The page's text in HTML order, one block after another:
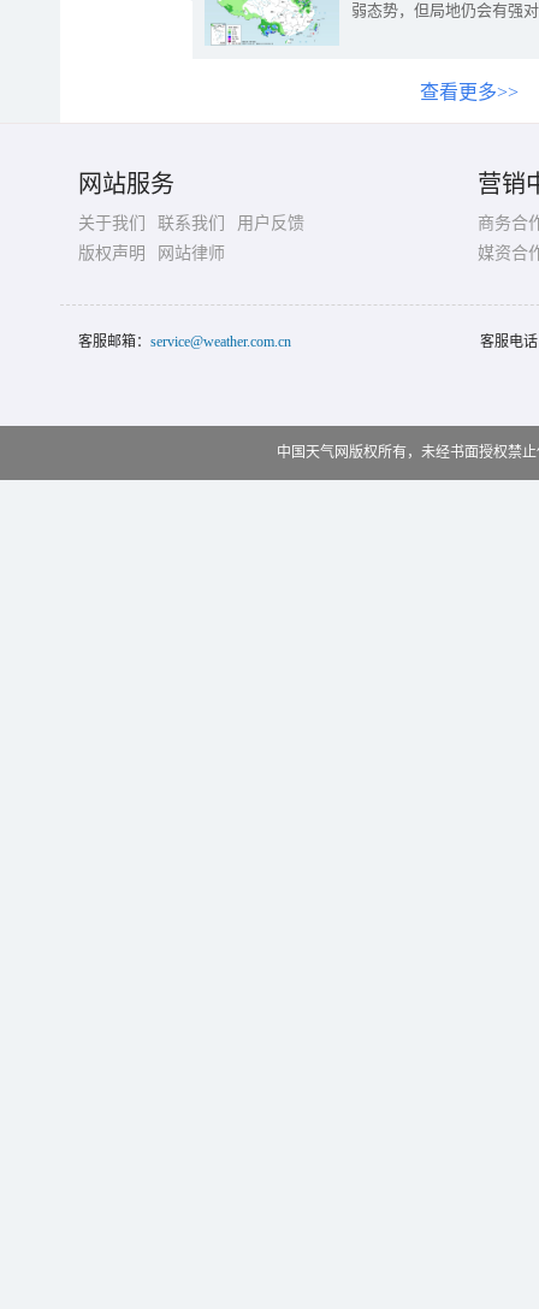
弱态势，但局地仍会有强
查看更多>>
网站服务
关于我们 联系我们
用户反馈
版权声明
网站律师
营销
商务合
媒资合
客服邮箱： service@weather.com.cn 客服电
中国天气网版权所有，未经书面授权